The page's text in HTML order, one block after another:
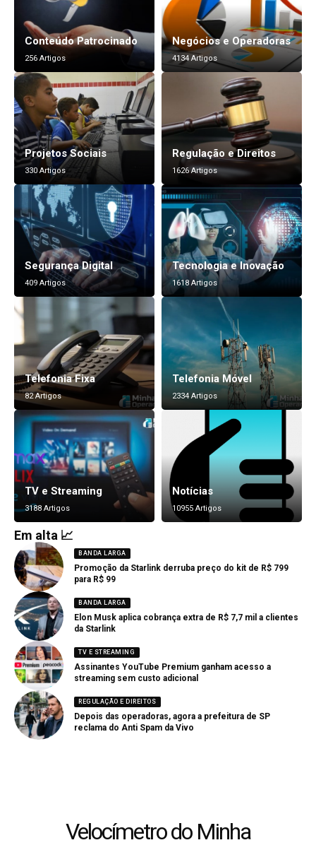
Conteúdo Patrocinado
256 Artigos
Negócios e Operadoras
4134 Artigos
Projetos Sociais
330 Artigos
Regulação e Direitos
1626 Artigos
Segurança Digital
409 Artigos
Tecnologia e Inovação
1618 Artigos
Telefonia Fixa
82 Artigos
Telefonia Móvel
2334 Artigos
TV e Streaming
3188 Artigos
Notícias
10955 Artigos
Em alta 📈
BANDA LARGA
Promoção da Starlink derruba preço do kit de R$ 799
para R$ 99
BANDA LARGA
Elon Musk aplica cobrança extra de R$ 7,7 mil a clientes
da Starlink
TV E STREAMING
Assinantes YouTube Premium ganham acesso a
streaming sem custo adicional
REGULAÇÃO E DIREITOS
Depois das operadoras, agora a prefeitura de SP
reclama do Anti Spam da Vivo
Velocímetro do Minha